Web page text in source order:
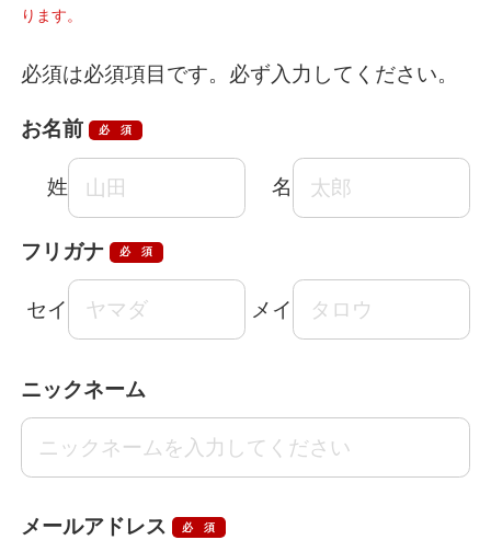
ります。
必須は必須項目です。必ず入力してください。
お名前 必須
姓 名
フリガナ 必須
セイ メイ
ニックネーム
メールアドレス 必須